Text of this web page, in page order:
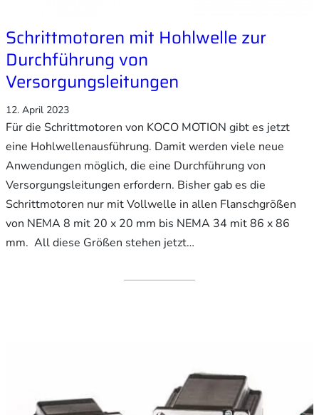
Schrittmotoren mit Hohlwelle zur
Durchführung von
Versorgungsleitungen
12. April 2023
Für die Schrittmotoren von KOCO MOTION gibt es jetzt
eine Hohlwellenausführung. Damit werden viele neue
Anwendungen möglich, die eine Durchführung von
Versorgungsleitungen erfordern. Bisher gab es die
Schrittmotoren nur mit Vollwelle in allen Flanschgrößen
von NEMA 8 mit 20 x 20 mm bis NEMA 34 mit 86 x 86
mm. All diese Größen stehen jetzt…